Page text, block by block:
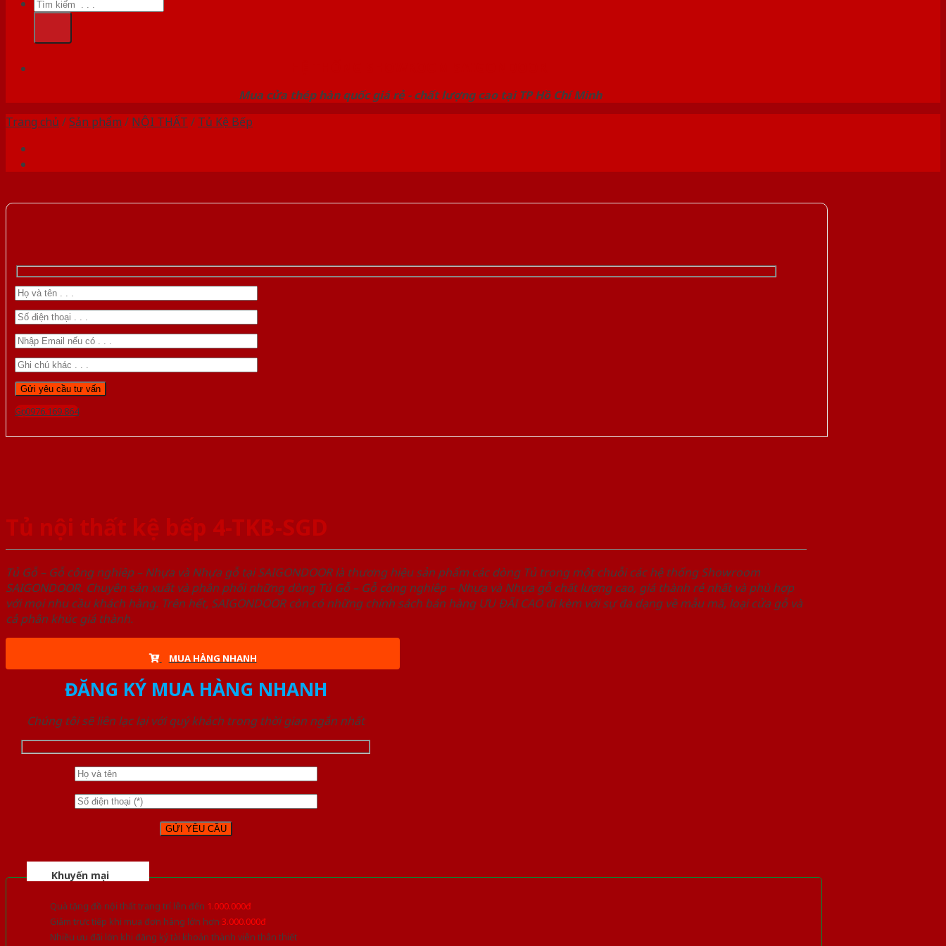
kiếm:
Mua cửa thép hàn quốc giá rẻ - chất lượng cao tại TP Hồ Chí Minh
Trang chủ /Sản phẩm / NỘI THẤT / Tủ Kệ Bếp
Gọi 0976.169.864
Tủ nội thất kệ bếp 4-TKB-SGD
Tủ Gỗ – Gỗ công nghiêp – Nhựa và Nhựa gỗ tại SAIGONDOOR là thương hiệu sản phẩm các dòng Tủ trong một chuỗi các hệ thống Showroom
SAIGONDOOR. Chuyên sản xuất và phân phối những dòng Tủ Gỗ – Gỗ công nghiêp – Nhựa và Nhựa gỗ chất lượng cao, giá thành rẻ nhất và phù hợp
với mọi nhu cầu khách hàng. Trên hết, SAIGONDOOR còn có những chính sách bán hàng ƯU ĐÃI CAO đi kèm với sự đa dạng về mẫu mã, loại cửa gỗ và
cả phân khúc giá thành.
MUA HÀNG NHANH
ĐĂNG KÝ MUA HÀNG NHANH
Chúng tôi sẽ liên lạc lại với quý khách trong thời gian ngắn nhất
Khuyến mại
Quà tặng đồ nội thất trang trí lên đến 1.000.000đ
Giảm trực tiếp khi mua đơn hàng lớn hơn 3.000.000đ
Nhiều ưu đãi lớn khi đăng ký tài khoản thành viên thân thiết